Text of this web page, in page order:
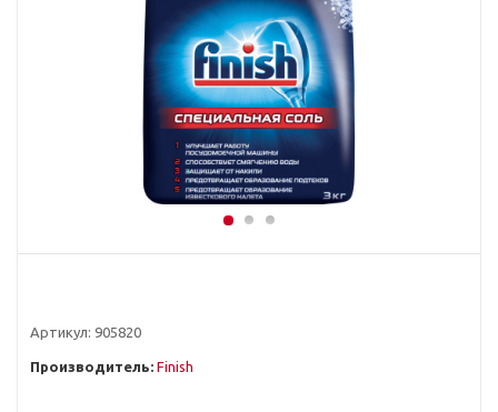
Артикул: 905820
Производитель: Finish